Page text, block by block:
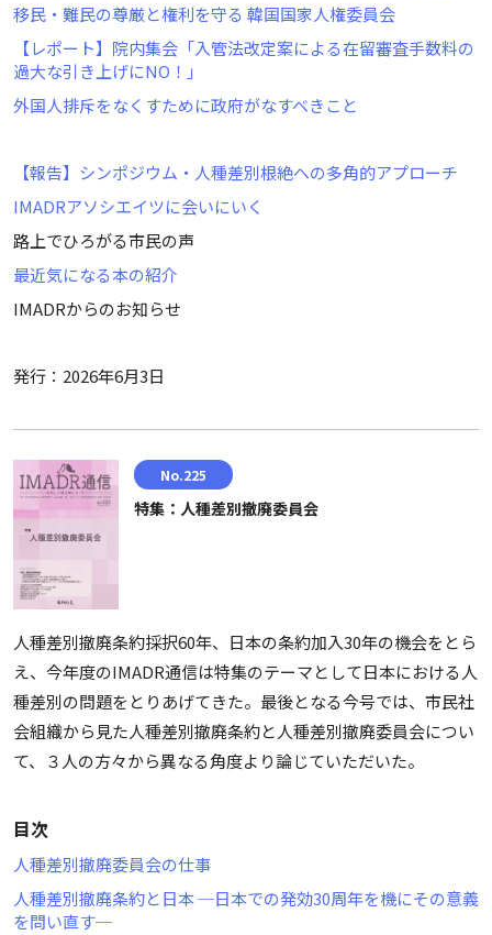
移民・難民の尊厳と権利を守る 韓国国家人権委員会
【レポート】院内集会「入管法改定案による在留審査手数料の
過大な引き上げにNO！」
外国人排斥をなくすために政府がなすべきこと
【報告】シンポジウム・人種差別根絶への多角的アプローチ
IMADRアソシエイツに会いにいく
路上でひろがる市民の声
最近気になる本の紹介
IMADRからのお知らせ
発行：2026年6月3日
No.225
特集：人種差別撤廃委員会
人種差別撤廃条約採択60年、日本の条約加入30年の機会をとら
え、今年度のIMADR通信は特集のテーマとして日本における人
種差別の問題をとりあげてきた。最後となる今号では、市民社
会組織から見た人種差別撤廃条約と人種差別撤廃委員会につい
て、３人の方々から異なる角度より論じていただいた。
目次
人種差別撤廃委員会の仕事
人種差別撤廃条約と日本 ─日本での発効30周年を機にその意義
を問い直す─